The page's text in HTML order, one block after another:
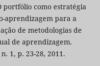
portfólio como estratégia
aprendizagem para a
de metodologias de
de aprendizagem.
1, p. 23-28, 2011.